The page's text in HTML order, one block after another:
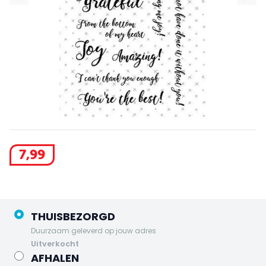
7,99
THUISBEZORGD
Duurzaam geleverd op jouw adres
uitverkocht
AFHALEN